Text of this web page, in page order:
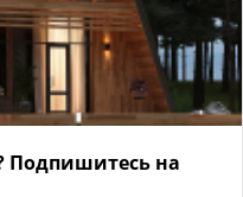
Подпишитесь на